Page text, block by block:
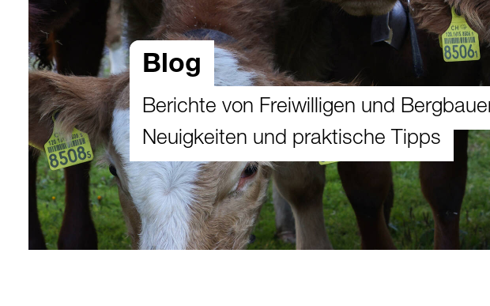
Blog
Berichte von Freiwilligen und
Neuigkeiten und praktische Tipps